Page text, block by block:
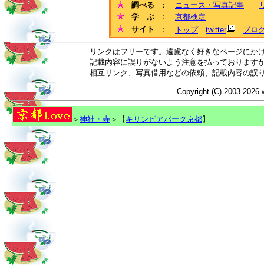
調べる
： ニュース・写真記事
学 ぶ
： 京都検定
サイト
： トップ twitter ブロ
リンクはフリーです。遠慮なく好きなページに
記載内容に誤りがないよう注意を払っております
相互リンク、写真借用などの依頼、記載内容の誤
Copyright (C) 2003-2026
＞ 神社・寺 ＞【 キリンビアパーク京都】